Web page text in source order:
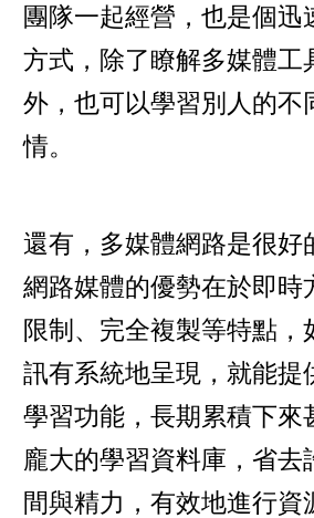
團隊一起經營，也是個迅
方式，除了瞭解多媒體工
外，也可以學習別人的不
情。
還有，多媒體網路是很好
網路媒體的優勢在於即時
限制、完全複製等特點，
訊有系統地呈現，就能提
學習功能，長期累積下來
龐大的學習資料庫，省去
間與精力，有效地進行資